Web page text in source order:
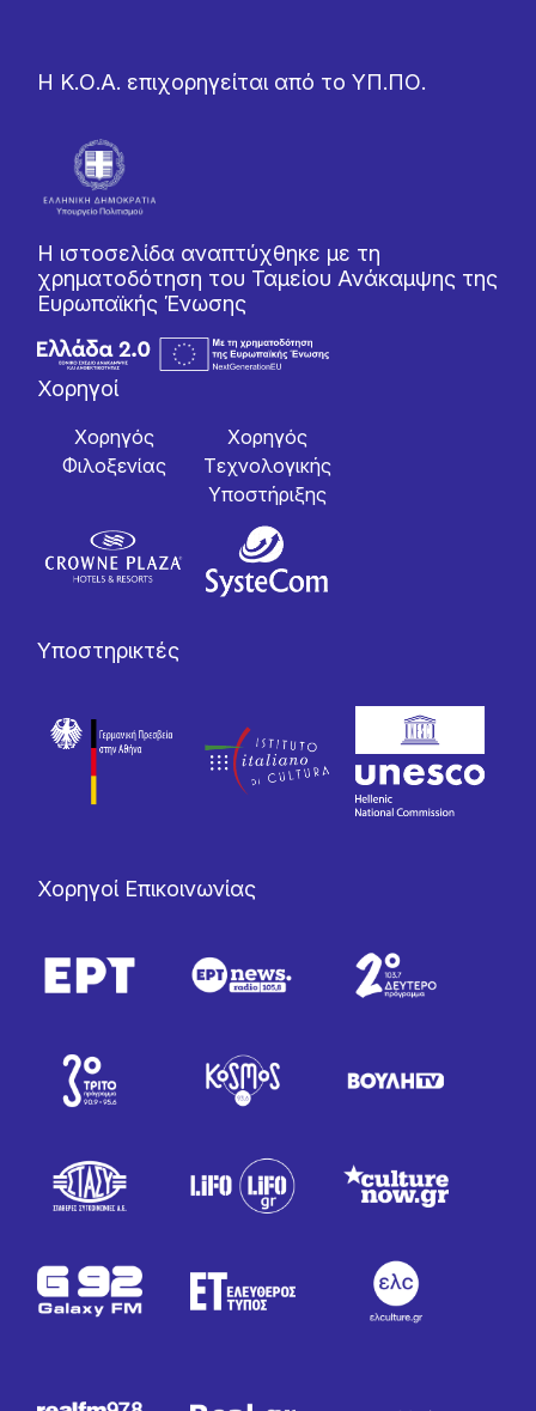
Η Κ.Ο.Α. επιχορηγείται από το ΥΠ.ΠΟ.
Η ιστοσελίδα αναπτύχθηκε με τη
χρηματοδότηση του Ταμείου Ανάκαμψης της
Ευρωπαϊκής Ένωσης
Χορηγοί
Χορηγός
Φιλοξενίας
Χορηγός
Tεχνολογικής
Yποστήριξης
Υποστηρικτές
Χορηγοί Επικοινωνίας